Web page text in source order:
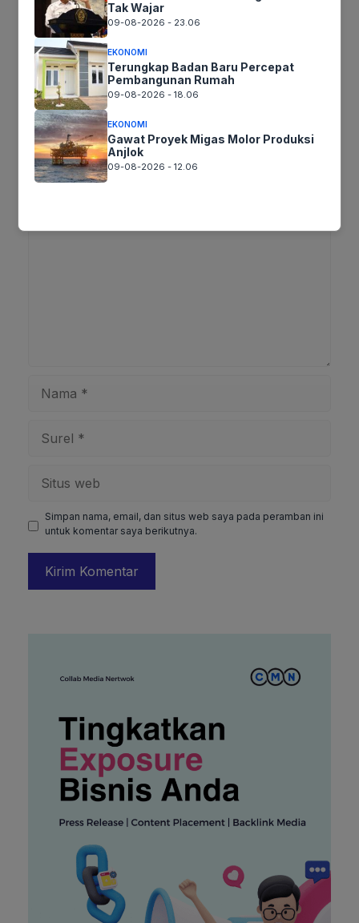
Tags:
Ikutikami :
Tinggalkan komentar
Simpan nama, email, dan situs web saya pada peramban ini
untuk komentar saya berikutnya.
Tak Wajar
09-08-2026 - 23.06
EKONOMI
Terungkap Badan Baru Percepat
Pembangunan Rumah
09-08-2026 - 18.06
EKONOMI
Gawat Proyek Migas Molor Produksi
Anjlok
09-08-2026 - 12.06